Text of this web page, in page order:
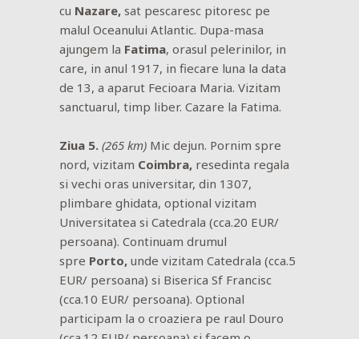
cu Nazare, sat pescaresc pitoresc pe
malul Oceanului Atlantic. Dupa-masa
ajungem la Fatima, orasul pelerinilor, in
care, in anul 1917, in fiecare luna la data
de 13, a aparut Fecioara Maria. Vizitam
sanctuarul, timp liber. Cazare la Fatima.
Ziua 5. (265 km) Mic dejun. Pornim spre
nord, vizitam Coimbra, resedinta regala
si vechi oras universitar, din 1307,
plimbare ghidata, optional vizitam
Universitatea si Catedrala (cca.20 EUR/
persoana). Continuam drumul
spre Porto, unde vizitam Catedrala (cca.5
EUR/ persoana) si Biserica Sf Francisc
(cca.10 EUR/ persoana). Optional
participam la o croaziera pe raul Douro